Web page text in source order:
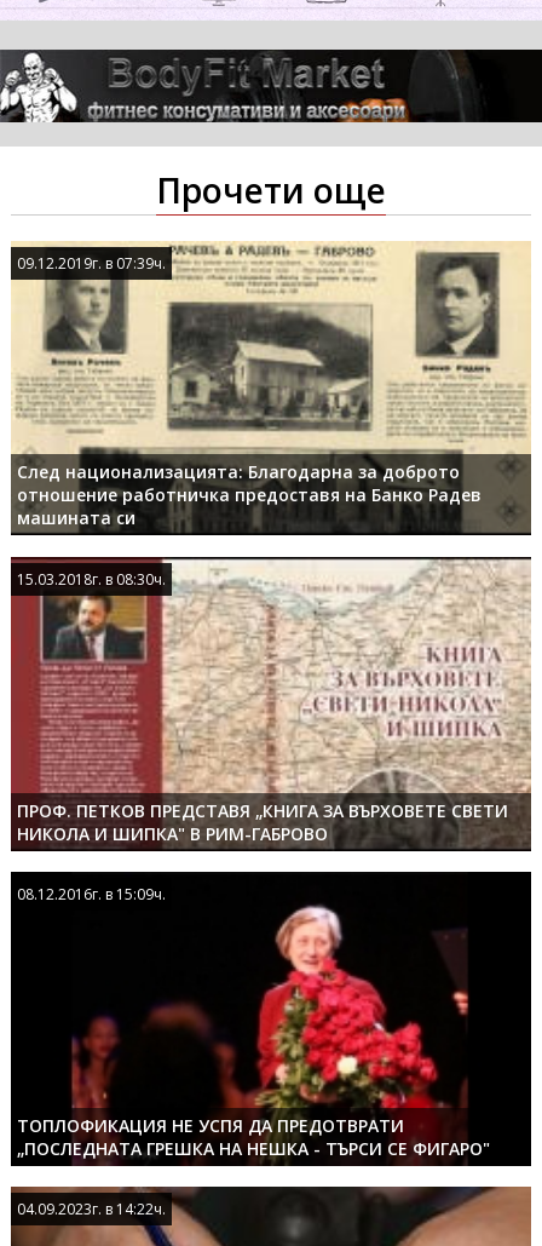
Прочети още
След национализацията: Благодарна за доброто
отношение работничка предоставя на Банко Радев
машината си
09.12.2019г. в 07:39ч.
09.12.2019г. в 07:39ч.
ПРОФ. ПЕТКОВ ПРЕДСТАВЯ „КНИГА ЗА ВЪРХОВЕТЕ СВЕТИ
НИКОЛА И ШИПКА" В РИМ-ГАБРОВО
15.03.2018г. в 08:30ч.
15.03.2018г. в 08:30ч.
ТОПЛОФИКАЦИЯ НЕ УСПЯ ДА ПРЕДОТВРАТИ
„ПОСЛЕДНАТА ГРЕШКА НА НЕШКА - ТЪРСИ СЕ ФИГАРО"
08.12.2016г. в 15:09ч.
08.12.2016г. в 15:09ч.
04.09.2023г. в 14:22ч.
04.09.2023г. в 14:22ч.